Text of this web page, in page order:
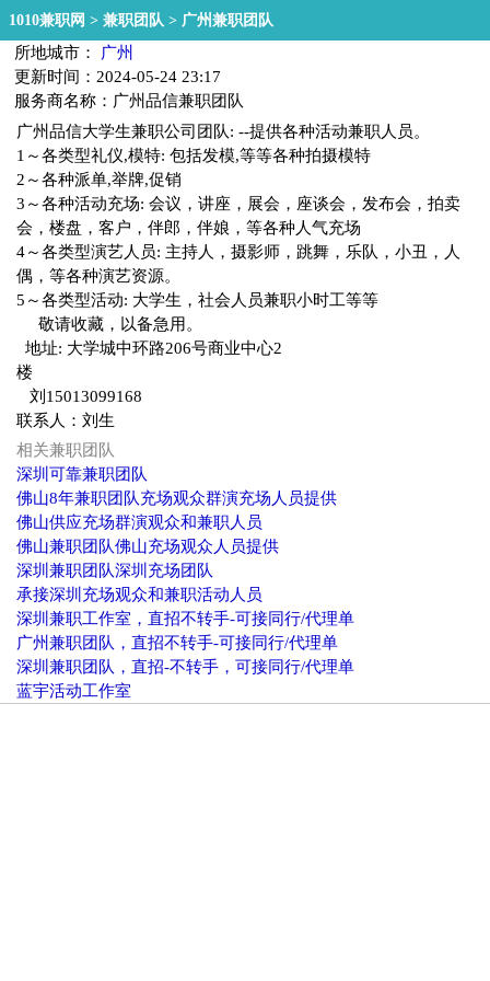
1010兼职网 > 兼职团队 > 广州兼职团队
所地城市： 广州
更新时间：2024-05-24 23:17
服务商名称：广州品信兼职团队
广州品信大学生兼职公司团队: --提供各种活动兼职人员。
1～各类型礼仪,模特: 包括发模,等等各种拍摄模特
2～各种派单,举牌,促销
3～各种活动充场: 会议，讲座，展会，座谈会，发布会，拍卖
会，楼盘，客户，伴郎，伴娘，等各种人气充场
4～各类型演艺人员: 主持人，摄影师，跳舞，乐队，小丑，人
偶，等各种演艺资源。
5～各类型活动: 大学生，社会人员兼职小时工等等
敬请收藏，以备急用。
地址: 大学城中环路206号商业中心2
楼
刘15013099168
联系人：刘生
相关兼职团队
深圳可靠兼职团队
佛山8年兼职团队充场观众群演充场人员提供
佛山供应充场群演观众和兼职人员
佛山兼职团队佛山充场观众人员提供
深圳兼职团队深圳充场团队
承接深圳充场观众和兼职活动人员
深圳兼职工作室，直招不转手-可接同行/代理单
广州兼职团队，直招不转手-可接同行/代理单
深圳兼职团队，直招-不转手，可接同行/代理单
蓝宇活动工作室